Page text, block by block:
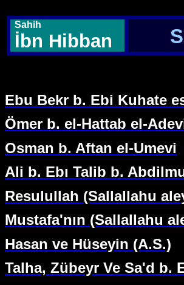
Sahih
İbn Hibban
Ebu Bekr b. Ebi Kuhate
Ömer b. el-Hattab el-
Osman b. Aftan el-Umevi
Ali b. Ebı Talib b.
Resulullah (Sallallahu
Mustafa'nın (Sallallahu
Hasan ve Hüseyin (A.S.)
Talha, Zübeyr Ve Sa'd b.